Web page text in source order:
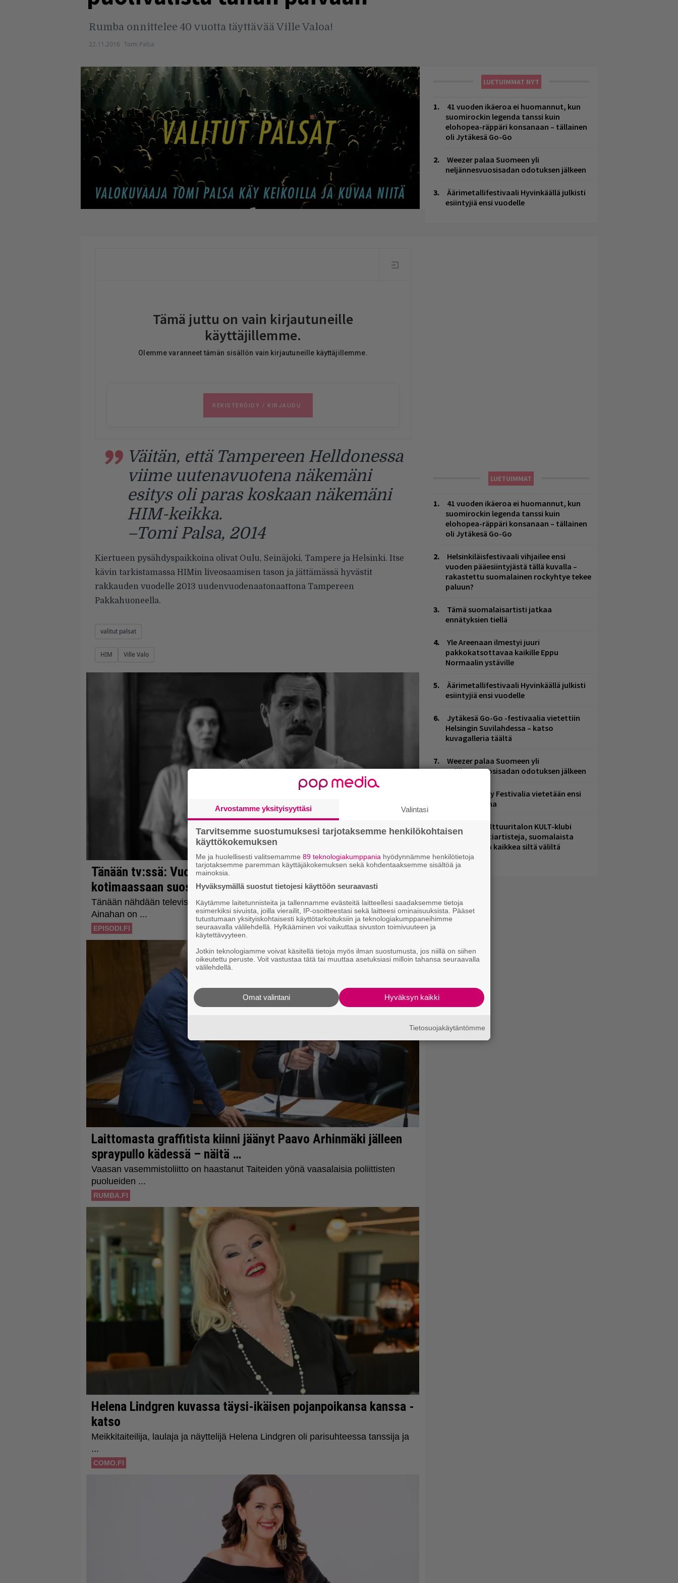
Rumba onnittelee 40 vuotta täyttävää Ville Valoa!
22.11.2016 Tomi Palsa
LUETUIMMAT NYT
41 vuoden ikäeroa ei huomannut, kun
suomirockin legenda tanssi kuin
elohopea-räppäri konsanaan – tällainen
oli Jytäkesä Go-Go
Weezer palaa Suomeen yli
neljännesvuosisadan odotuksen jälkeen
Äärimetallifestivaali Hyvinkäällä julkisti
esiintyjiä ensi vuodelle
Väitän, että Tampereen Helldonessa
viime uutenavuotena näkemäni
esitys oli paras koskaan näkemäni
HIM-keikka.
–Tomi Palsa, 2014
Kiertueen pysähdyspaikkoina olivat Oulu, Seinäjoki, Tampere ja Helsinki. Itse
kävin tarkistamassa HIMin liveosaamisen tason ja jättämässä hyvästit
rakkauden vuodelle 2013 uudenvuodenaatonaattona Tampereen
Pakkahuoneella.
valitut palsat
HIM Ville Valo
LUETUIMMAT
41 vuoden ikäeroa ei huomannut, kun
suomirockin legenda tanssi kuin
elohopea-räppäri konsanaan – tällainen
oli Jytäkesä Go-Go
Helsinkiläisfestivaali vihjailee ensi
vuoden pääesiintyjästä tällä kuvalla –
rakastettu suomalainen rockyhtye tekee
paluun?
Tämä suomalaisartisti jatkaa
ennätyksien tiellä
Yle Areenaan ilmestyi juuri
pakkokatsottavaa kaikille Eppu
Normaalin ystäville
Äärimetallifestivaali Hyvinkäällä julkisti
esiintyjiä ensi vuodelle
Jytäkesä Go-Go -festivaalia vietettiin
Helsingin Suvilahdessa – katso
kuvagalleria täältä
Weezer palaa Suomeen yli
neljännesvuosisadan odotuksen jälkeen
Tampere City Festivalia vietetään ensi
viikonloppuna
Helsingin Kulttuuritalon KULT-klubi
tarjoaa kulttiartisteja, suomalaista
osaamista ja kaikkea siltä väliltä
Arvostamme yksityisyyttäsi Valintasi
Tarvitsemme suostumuksesi tarjotaksemme henkilökohtaisen
käyttökokemuksen
Me ja huolellisesti valitsemamme 89 teknologiakumppania hyödynnämme henkilötietoja
tarjotaksemme paremman käyttäjäkokemuksen sekä kohdentaaksemme sisältöä ja
mainoksia.
Hyväksymällä suostut tietojesi käyttöön seuraavasti
Käytämme laitetunnisteita ja tallennamme evästeitä laitteellesi saadaksemme tietoja
esimerkiksi sivuista, joilla vierailit, IP-osoitteestasi sekä laitteesi ominaisuuksista. Pääset
tutustumaan yksityiskohtaisesti käyttötarkoituksiin ja teknologiakumppaneihimme
seuraavalla välilehdellä. Hylkääminen voi vaikuttaa sivuston toimivuuteen ja
käytettävyyteen.
Jotkin teknologiamme voivat käsitellä tietoja myös ilman suostumusta, jos niillä on siihen
oikeutettu peruste. Voit vastustaa tätä tai muuttaa asetuksiasi milloin tahansa seuraavalla
välilehdellä.
Hyväksyn kaikki
Omat valintani
Tietosuojakäytäntömme